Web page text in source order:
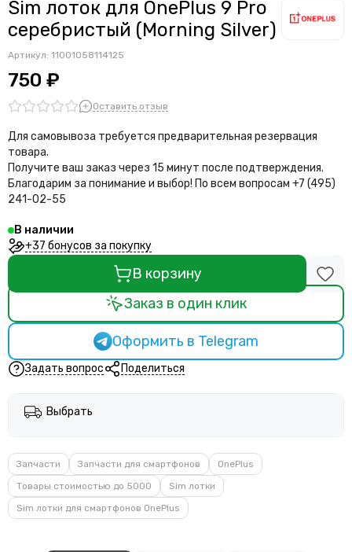
Sim лоток для OnePlus 9 Pro
серебристый (Morning Silver)
Артикул: 11001058114125
750 ₽
Оставить отзыв
Для самовывоза требуется предварительная резервация
товара.
Получите ваш заказ через 15 минут после подтверждения.
Благодарим за понимание и выбор! По всем вопросам +7 (495)
241-02-55
В наличии
+37 бонусов за покупку
В корзину
Заказ в один клик
Оформить в Telegram
Задать вопрос Поделиться
Выбрать
Запчасти Запчасти для смартфонов
OnePlus
Товары стоимостью до 5000
Sim лотки
Sim лотки для смартфонов OnePlus